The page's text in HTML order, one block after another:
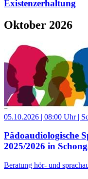
Existenzerhaltung
Oktober 2026
05.10.2026 | 08:00 Uhr |
Pädoaudiologische
2025/2026 in
Beratung hör- und